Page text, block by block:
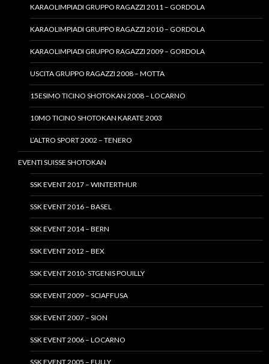
KARAOLIMPIADI GRUPPO RAGAZZI 2011 – GORDOLA
KARAOLIMPIADI GRUPPO RAGAZZI 2010 – GORDOLA
KARAOLIMPIADI GRUPPO RAGAZZI 2009 – GORDOLA
USCITA GRUPPO RAGAZZI 2008 – MOTTA
15ESIMO TICINO SHOTOKAN 2008 – LOCARNO
10MO TICINO SHOTOKAN KARATE 2003
L’ALTRO SPORT 2002 – TENERO
EVENTI SUISSE SHOTOKAN
SSK EVENT 2017 – WINTERTHUR
SSK EVENT 2016 – BASEL
SSK EVENT 2014 – BERN
SSK EVENT 2012 – BEX
SSK EVENT 2010- STGENIS POUILLY
SSK EVENT 2009 – SCIAFFUSA
SSK EVENT 2007 – SION
SSK EVENT 2006 – LOCARNO
SSK EVENT 2005 – FULLY